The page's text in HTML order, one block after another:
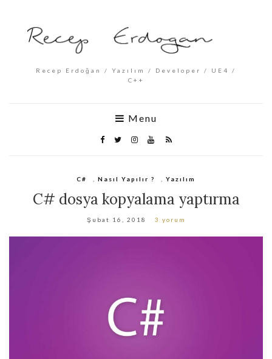
Recep Erdoğan / Yazılım / Developer / UE4 /
C++
Menu
C# Nasıl Yapılır ? Yazılım
C# dosya kopyalama yaptırma
Şubat 16, 2018 3 yorum